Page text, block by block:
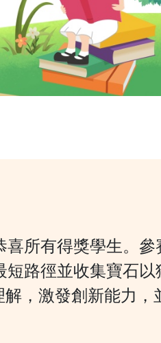
喜所有得獎學生。參
短路徑並收集寶石以
，激發創新能力，